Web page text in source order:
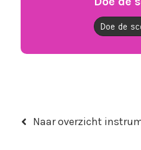
Doe de
Naar overzicht